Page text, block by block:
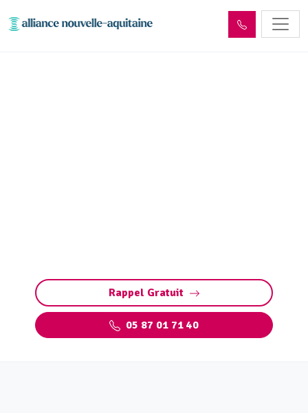
Rappel Gratuit
05 87 01 71 40